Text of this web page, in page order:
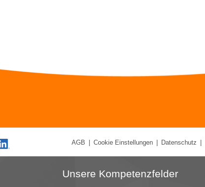
AGB | Cookie Einstellungen | Datenschutz |
Unsere Kompetenzfelder